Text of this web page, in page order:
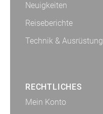
Neuigkeiten
Reiseberichte
Technik & Ausrüstung
RECHTLICHES
Mein Konto